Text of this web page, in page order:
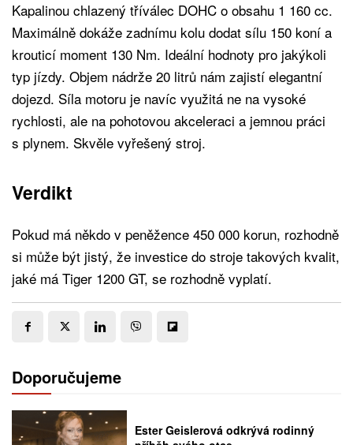
Kapalinou chlazený tříválec DOHC o obsahu 1 160 cc.
Maximálně dokáže zadnímu kolu dodat sílu 150 koní a
krouticí moment 130 Nm. Ideální hodnoty pro jakýkoli
typ jízdy. Objem nádrže 20 litrů nám zajistí elegantní
dojezd. Síla motoru je navíc využitá ne na vysoké
rychlosti, ale na pohotovou akceleraci a jemnou práci
s plynem. Skvěle vyřešený stroj.
Verdikt
Pokud má někdo v peněžence 450 000 korun, rozhodně
si může být jistý, že investice do stroje takových kvalit,
jaké má Tiger 1200 GT, se rozhodně vyplatí.
Doporučujeme
Ester Geislerová odkrývá rodinný